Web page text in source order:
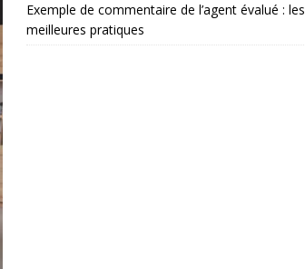
Exemple de commentaire de l’agent évalué : les
meilleures pratiques